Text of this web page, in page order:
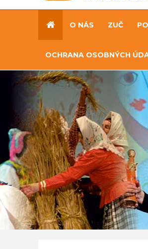
O NÁS ZUČ
OCHRANA OSOBNÝCH